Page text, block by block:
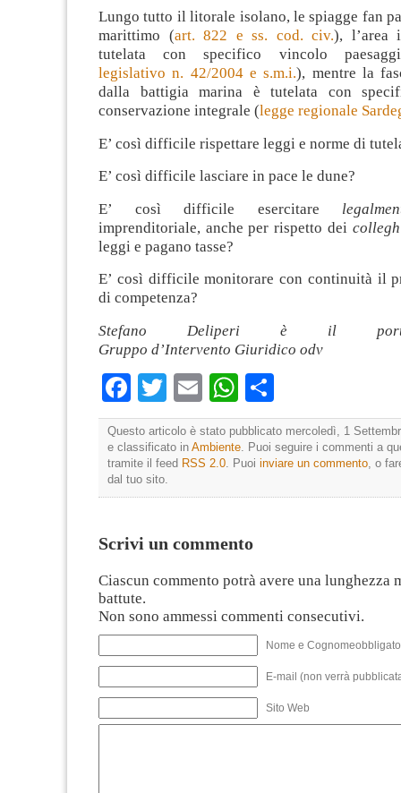
Lungo tutto il litorale isolano, le spiagge fan
marittimo (art. 822 e ss. cod. civ.), l’area
tutelata con specifico vincolo
legislativo n. 42/2004 e s.m.i.), mentre la
dalla battigia marina è tutelata con
conservazione integrale (legge regionale
E’ così difficile rispettare leggi e norme di
E’ così difficile lasciare in pace le dune?
E’ così difficile esercitare
imprenditoriale, anche per rispetto dei
leggi e pagano tasse?
E’ così difficile monitorare con continuità il
di competenza?
Stefano Deliperi è il
Gruppo d’Intervento Giuridico odv
Facebook
TwitterEmailWhatsApp
Questo articolo è stato pubblicato mercoledì, 1
e classificato in Ambiente . Puoi seguire i commenti a
tramite il feed RSS 2.0 . Puoi inviare un commento , o
dal tuo sito.
Scrivi un commento
Ciascun commento potrà avere una lunghezza
battute.
Non sono ammessi commenti consecutivi.
Nome e
E-mail (non verrà
Sito Web